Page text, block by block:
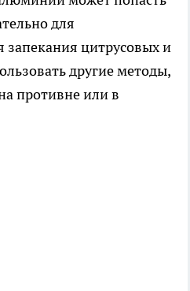
для
запекания цитрусовых и
другие методы,
противне или в